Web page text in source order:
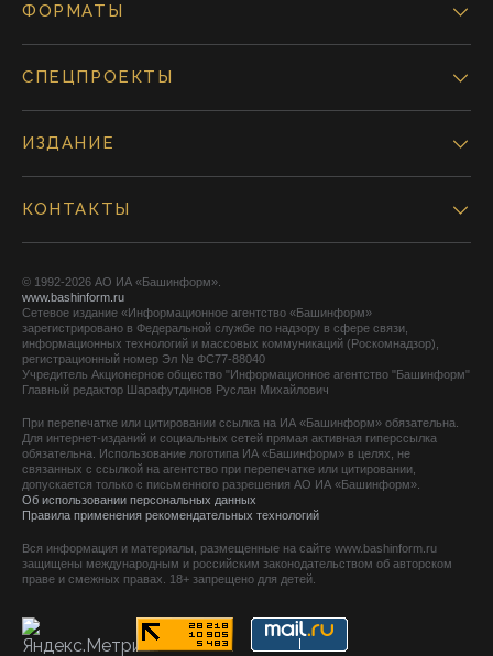
ФОРМАТЫ
СПЕЦПРОЕКТЫ
ИЗДАНИЕ
КОНТАКТЫ
© 1992-2026 АО ИА «Башинформ».
www.bashinform.ru
Сетевое издание «Информационное агентство «Башинформ»
зарегистрировано в Федеральной службе по надзору в сфере связи,
информационных технологий и массовых коммуникаций (Роскомнадзор),
регистрационный номер Эл № ФС77-88040
Учредитель Акционерное общество "Информационное агентство "Башинформ"
Главный редактор Шарафутдинов Руслан Михайлович
При перепечатке или цитировании ссылка на ИА «Башинформ» обязательна.
Для интернет-изданий и социальных сетей прямая активная гиперссылка
обязательна. Использование логотипа ИА «Башинформ» в целях, не
связанных с ссылкой на агентство при перепечатке или цитировании,
допускается только с письменного разрешения АО ИА «Башинформ».
Об использовании персональных данных
Правила применения рекомендательных технологий
Вся информация и материалы, размещенные на сайте www.bashinform.ru
защищены международным и российским законодательством об авторском
праве и смежных правах. 18+ запрещено для детей.